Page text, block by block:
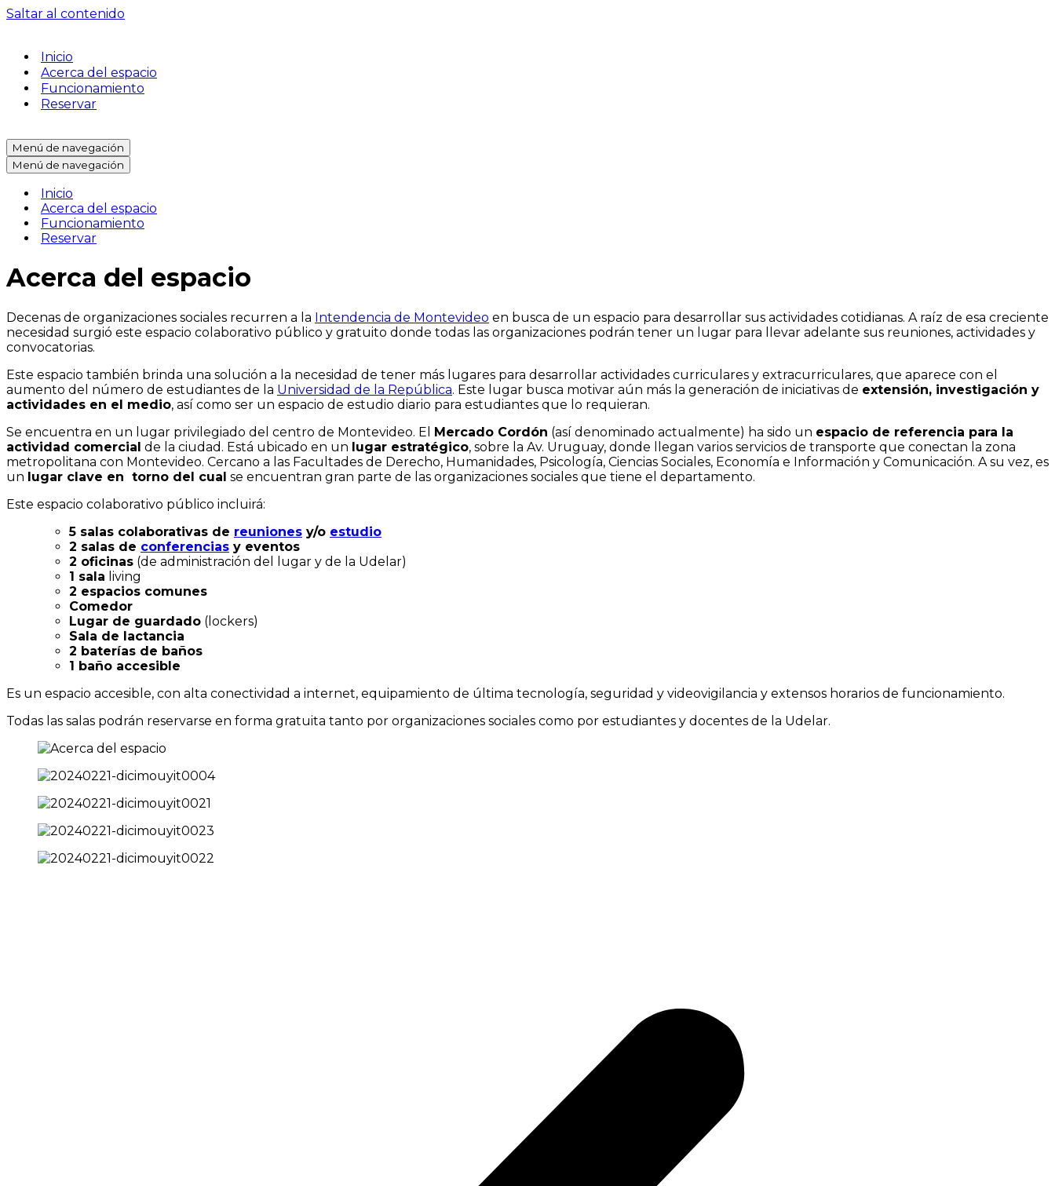
Saltar al contenido
Inicio
Acerca del espacio
Funcionamiento
Reservar
Menú de navegación
Menú de navegación
Inicio
Acerca del espacio
Funcionamiento
Reservar
Acerca del espacio
Decenas de organizaciones sociales recurren a la Intendencia de Montevideo en busca de un espacio para desarrollar sus actividades cotidianas. A raíz de esa creciente
necesidad surgió este espacio colaborativo público y gratuito donde todas las organizaciones podrán tener un lugar para llevar adelante sus reuniones, actividades y
convocatorias.
Este espacio también brinda una solución a la necesidad de tener más lugares para desarrollar actividades curriculares y extracurriculares, que aparece con el
aumento del número de estudiantes de la Universidad de la República. Este lugar busca motivar aún más la generación de iniciativas de extensión, investigación y
actividades en el medio, así como ser un espacio de estudio diario para estudiantes que lo requieran.
Se encuentra en un lugar privilegiado del centro de Montevideo. El Mercado Cordón (así denominado actualmente) ha sido un espacio de referencia para la
actividad comercial de la ciudad. Está ubicado en un lugar estratégico, sobre la Av. Uruguay, donde llegan varios servicios de transporte que conectan la zona
metropolitana con Montevideo. Cercano a las Facultades de Derecho, Humanidades, Psicología, Ciencias Sociales, Economía e Información y Comunicación. A su vez, es
un lugar clave en torno del cual se encuentran gran parte de las organizaciones sociales que tiene el departamento.
Este espacio colaborativo público incluirá:
5 salas colaborativas de reuniones y/o estudio
2 salas de conferencias y eventos
2 oficinas (de administración del lugar y de la Udelar)
1 sala living
2 espacios comunes
Comedor
Lugar de guardado (lockers)
Sala de lactancia
2 baterías de baños
1 baño accesible
Es un espacio accesible, con alta conectividad a internet, equipamiento de última tecnología, seguridad y videovigilancia y extensos horarios de funcionamiento.
Todas las salas podrán reservarse en forma gratuita tanto por organizaciones sociales como por estudiantes y docentes de la Udelar.